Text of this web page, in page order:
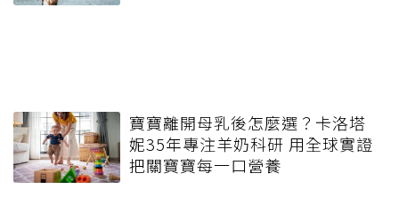
寶寶離開母乳後怎麼選？卡洛塔
妮35年專注羊奶科研 用全球實證
把關寶寶每一口營養